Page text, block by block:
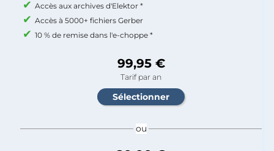
Accès aux archives d'Elektor *
Accès à 5000+ fichiers Gerber
10 % de remise dans l'e-choppe *
99,95 €
Tarif par an
ou